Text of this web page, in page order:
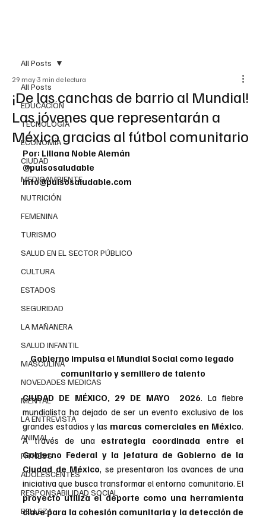
All Posts
EDUCACIÓN
TECNOLOGÍA
ECONOMÍA
CIUDAD
MEDIOAMBIENTE
NUTRICIÓN
FEMENINA
TURISMO
SALUD EN EL SECTOR PÚBLICO
CULTURA
ESTADOS
SEGURIDAD
LA MAÑANERA
SALUD INFANTIL
MASCULINA
NOVEDADES MEDICAS
MENTAL
LA ENTREVISTA
ANIMAL
FITNESS
ADOLESCENTES
RESPONSABILIDAD SOCIAL
BELLEZA
All Posts
¡De las canchas de barrio al Mundial!
Las jóvenes que representarán a
México gracias al fútbol comunitario
29 may 3 min de lectura
Por: Liliana Noble Alemán
@pulsosaludable
info@pulsosaludable.com
Gobierno impulsa el Mundial Social como legado
comunitario y semillero de talento
CIUDAD DE MÉXICO, 29 DE MAYO  2026. La fiebre
mundialista ha dejado de ser un evento exclusivo de los
grandes estadios y las marcas comerciales en México.
A través de una estrategia coordinada entre el
Gobierno Federal y la Jefatura de Gobierno de la
Ciudad de México, se presentaron los avances de una
proyecto utiliza el deporte como una herramienta
clave para la cohesión comunitaria y la detección de